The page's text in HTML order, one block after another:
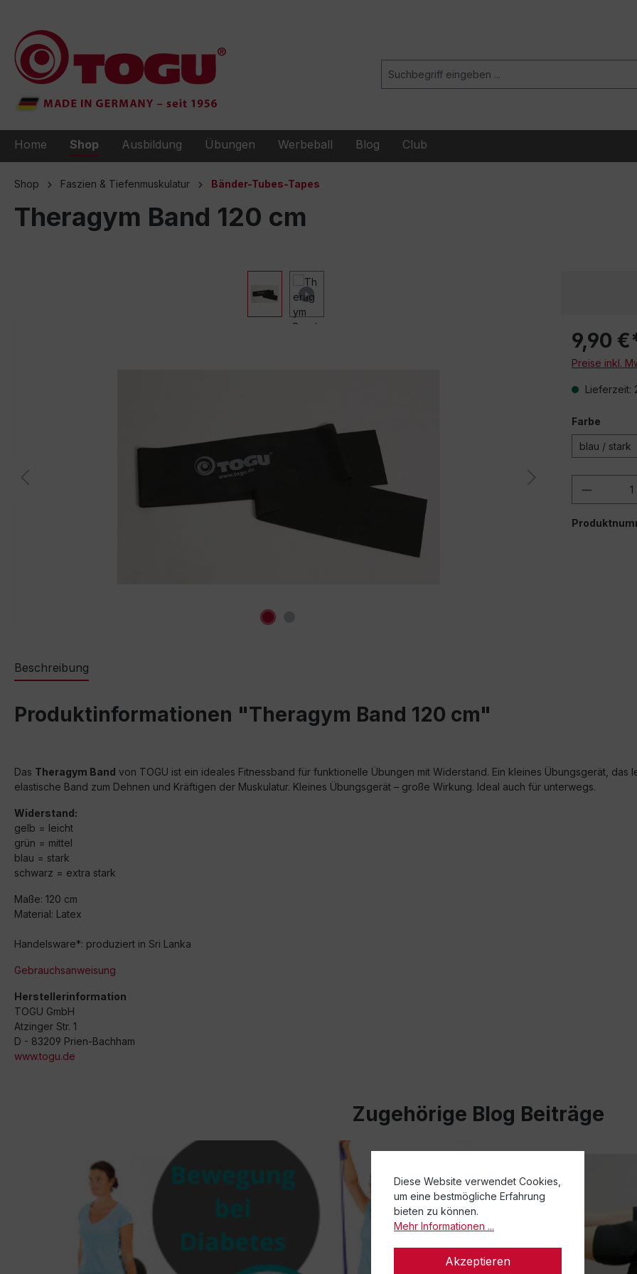
Home Shop Ausbildung Übungen Werbeball Blog Club
Shop Faszien & Tiefenmuskulatur Bänder-Tubes-Tapes
Theragym Band 120 cm
Beim
9,90
Preise inkl.
Lieferzeit:
Farbe
blau / stark
Beschreibung
Produktinformationen "Theragym Band 120 cm"
Das Theragym Band von TOGU ist ein ideales Fitnessband für funktionelle Übungen mit Widerstand. Ein kleines Übungsgerät, das
elastische Band zum Dehnen und Kräftigen der Muskulatur. Kleines Übungsgerät – große Wirkung. Ideal auch für unterwegs.
Widerstand:
gelb = leicht
grün = mittel
blau = stark
schwarz = extra stark
Maße: 120 cm
Material: Latex
Handelsware*: produziert in Sri Lanka
Gebrauchsanweisung
Herstellerinformation
TOGU GmbH
Atzinger Str. 1
D - 83209 Prien-Bachham
www.togu.de
Zugehörige Blog Beiträge
Diese Website verwendet Cookies,
um eine bestmögliche Erfahrung
bieten zu können.
Mehr Informationen ...
Akzeptieren